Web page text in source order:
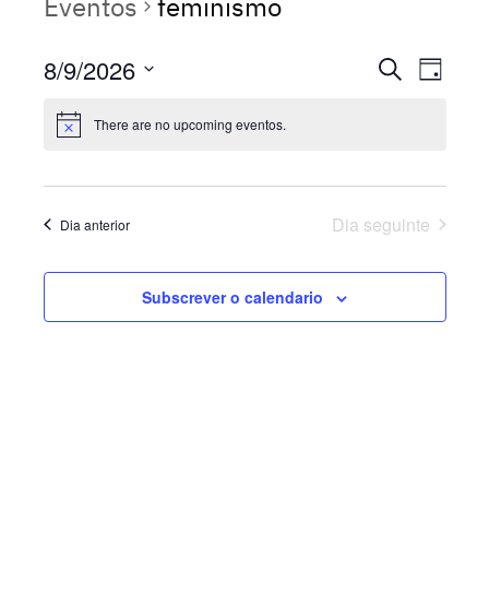
Views
Pesquisar
Day
8/9/2026
data
There are no upcoming eventos.
Dia anterior Dia seguinte
Subscrever o calendario